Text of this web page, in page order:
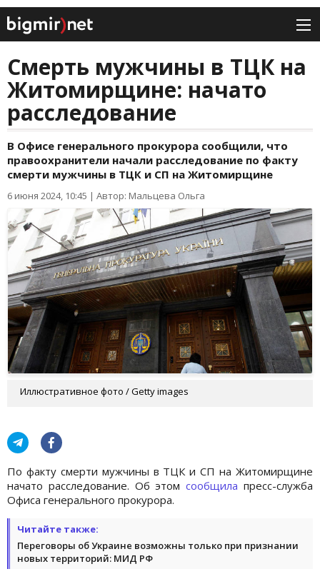
Смерть мужчины в ТЦК на
Житомирщине: начато
расследование
В Офисе генерального прокурора сообщили, что
правоохранители начали расследование по факту
смерти мужчины в ТЦК и СП на Житомирщине
6 июня 2024, 10:45 | Автор: Мальцева Ольга
Иллюстративное фото / Getty images
По факту смерти мужчины в ТЦК и СП на Житомирщине
начато расследование. Об этомсообщила пресс-служба
Офиса генерального прокурора.
Читайте также:
Переговоры об Украине возможны только при признании
новых территорий: МИД РФ